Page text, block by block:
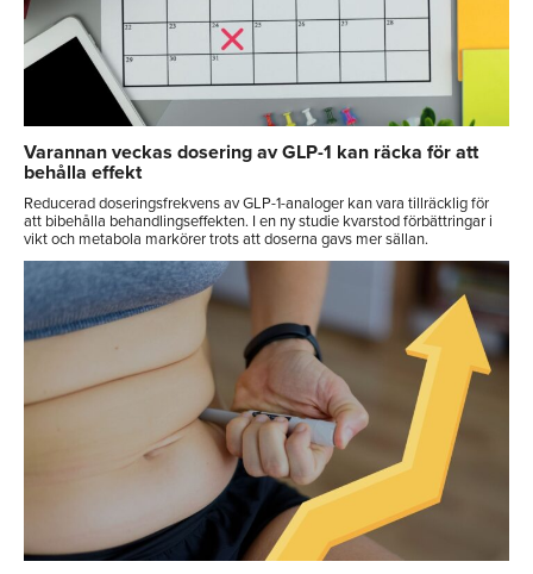
Varannan veckas dosering av GLP-1 kan räcka för att
behålla effekt
Reducerad doseringsfrekvens av GLP-1-analoger kan vara tillräcklig för
att bibehålla behandlingseffekten. I en ny studie kvarstod förbättringar i
vikt och metabola markörer trots att doserna gavs mer sällan.